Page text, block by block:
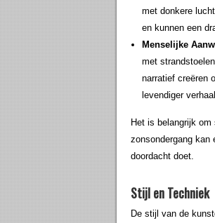
met donkere
en kunnen een
Menselijke
met
narratief creëren
levendiger verhaal.
Het is belangrijk
zonsondergang kan
doordacht doet.
Stijl en Techniek
De stijl van de